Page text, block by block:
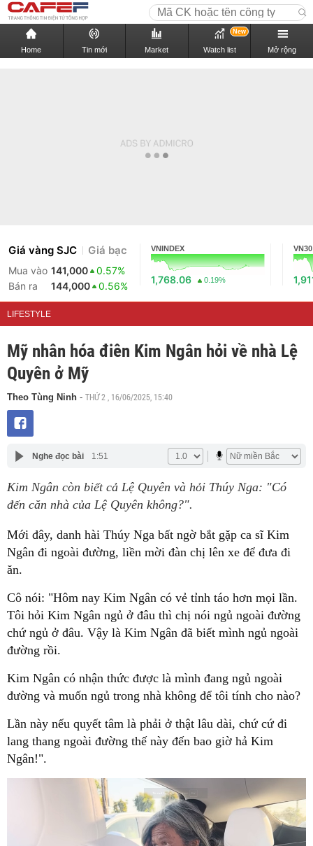
Home Tin mới Market Watch list
New
Mở rộng
Giá vàng SJC Giá bạc
Mua vào 141,000
0.57%
Bán ra
144,000 0.56%
VNINDEX
1,768.06 0.19%
VN30
LIFESTYLE
Mỹ nhân hóa điên Kim Ngân hỏi về nhà Lệ
Quyên ở Mỹ
Theo Tùng Ninh - THỨ 2 , 16/06/2025, 15:40
Nghe đọc bài 1:51
Kim Ngân còn biết cả Lệ Quyên và hỏi Thúy Nga: "Có
đến căn nhà của Lệ Quyên không?".
Mới đây, danh hài Thúy Nga bất ngờ bắt gặp ca sĩ Kim
Ngân đi ngoài đường, liền mời đàn chị lên xe để đưa đi
ăn.
Cô nói: "Hôm nay Kim Ngân có vẻ tỉnh táo hơn mọi lần.
Tôi hỏi Kim Ngân ngủ ở đâu thì chị nói ngủ ngoài đường
chứ ngủ ở đâu. Vậy là Kim Ngân đã biết mình ngủ ngoài
đường rồi.
Kim Ngân có nhận thức được là mình đang ngủ ngoài
đường và muốn ngủ trong nhà không để tôi tính cho nào?
Lần này nếu quyết tâm là phải ở thật lâu dài, chứ cứ đi
lang thang ngoài đường thế này đến bao giờ hả Kim
Ngân!".